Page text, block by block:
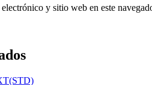
y sitio web en este